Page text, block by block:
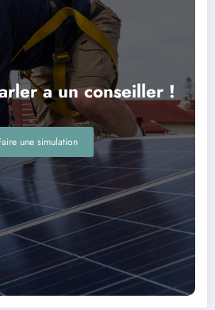
a un conseiller !
une simulation